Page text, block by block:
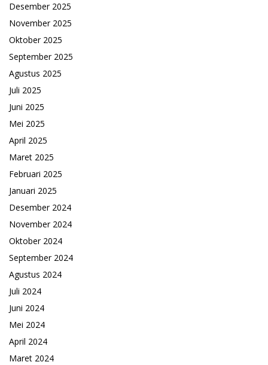
Desember 2025
November 2025
Oktober 2025
September 2025
Agustus 2025
Juli 2025
Juni 2025
Mei 2025
April 2025
Maret 2025
Februari 2025
Januari 2025
Desember 2024
November 2024
Oktober 2024
September 2024
Agustus 2024
Juli 2024
Juni 2024
Mei 2024
April 2024
Maret 2024